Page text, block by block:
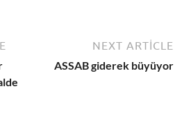
NEXT ARTICLE
ASSAB giderek büyüyor